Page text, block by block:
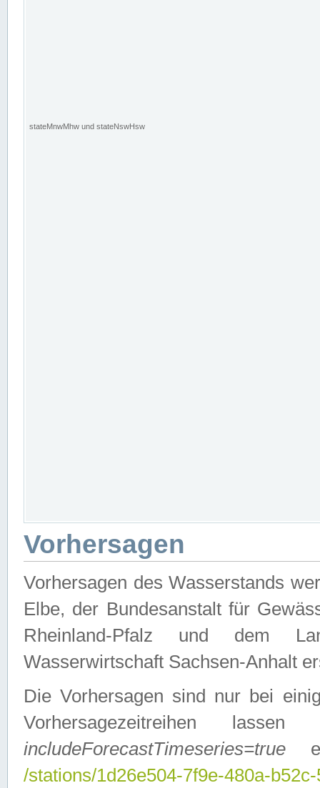
stateMnwMhw und stateNswHsw
Vorhersagen
Vorhersagen des Wasserstands
Elbe, der Bundesanstalt für
Rheinland-Pfalz und dem
Wasserwirtschaft Sachsen-Anhalt
Die Vorhersagen sind nur bei
Vorhersagezeitreihen
includeForecastTimeseries=true
/stations/1d26e504-7f9e-480a-